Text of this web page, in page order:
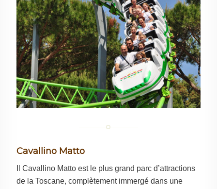
Cavallino Matto
Il Cavallino Matto est le plus grand parc d’attractions
de la Toscane, complètement immergé dans une